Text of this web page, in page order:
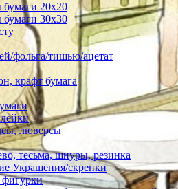
20х20
30х30
фольга/тишью/ацетат
крафт бумага
люверсы
тесьма, шнуры, резинка
Украшения/скрепки